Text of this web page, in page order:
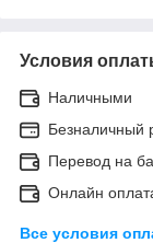
Условия
Наличными
Безналичный
Перевод на
Онлайн
Все условия